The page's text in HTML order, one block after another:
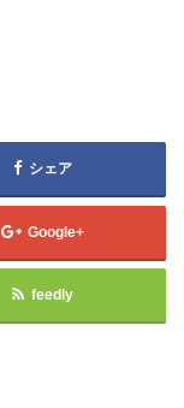
シェア
Google+
feedly